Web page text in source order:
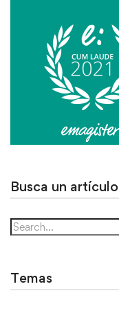
Busca un artículo
Temas